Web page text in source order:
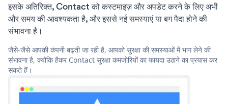
इसके अतिरिक्त, Contact को कस्टमाइज़ और अपडेट करने के लिए अभी
और समय की आवश्यकता है, और इससे नई समस्याएं या बग पैदा होने की
संभावना है।
जैसे-जैसे आपकी कंपनी बढ़ती जा रही है, आपको सुरक्षा की समस्याओं में भाग लेने की
संभावना है, क्योंकि हैकर Contact सुरक्षा कमजोरियों का फायदा उठाने का प्रयास कर
सकते हैं।